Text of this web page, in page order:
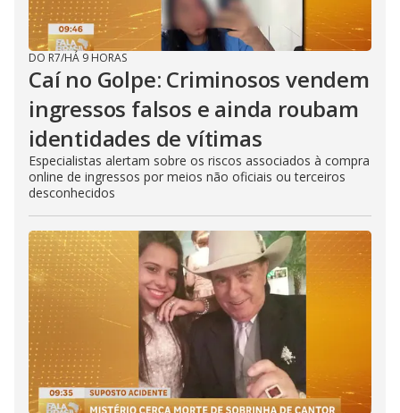
DO R7/HÁ 9 HORAS
Caí no Golpe: Criminosos vendem
ingressos falsos e ainda roubam
identidades de vítimas
Especialistas alertam sobre os riscos associados à compra
online de ingressos por meios não oficiais ou terceiros
desconhecidos